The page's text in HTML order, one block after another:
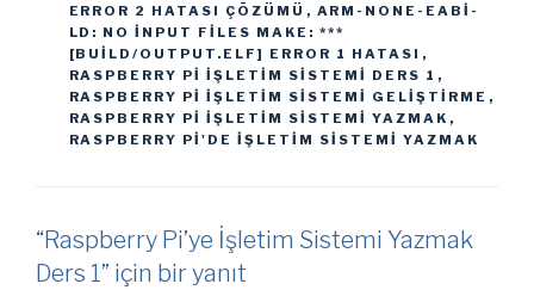
ERROR 2 HATASI ÇÖZÜMÜ , ARM-NONE-EABI-
LD: NO INPUT FILES MAKE: ***
[BUILD/OUTPUT.ELF] ERROR 1 HATASI ,
RASPBERRY PI IŞLETIM SISTEMI DERS 1 ,
RASPBERRY PI IŞLETIM SISTEMI GELIŞTIRME ,
RASPBERRY PI IŞLETIM SISTEMI YAZMAK ,
RASPBERRY PI'DE IŞLETIM SISTEMI YAZMAK
“Raspberry Pi’ye İşletim Sistemi Yazmak
Ders 1” için bir yanıt